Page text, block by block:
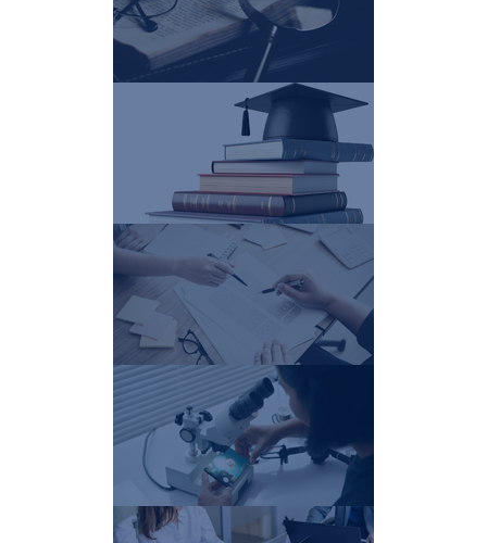
Resultados de
investigación
+información ...
Tesis
+información
Trabajos fin de grado
+información
...
Trabajos fin de máster